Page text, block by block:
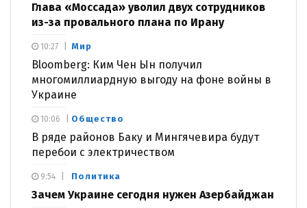
Глава «Моссада» уволил двух сотрудников
из-за провального плана по Ирану
Мир
Bloomberg: Ким Чен Ын получил
многомиллиардную выгоду на фоне войны в
Украине
10:27
Общество
В ряде районов Баку и Мингячевира будут
перебои с электричеством
10:06
Политика
Зачем Украине сегодня нужен Азербайджан
9:54